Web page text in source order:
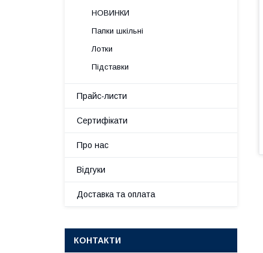
НОВИНКИ
Папки шкільні
Лотки
Підставки
Прайс-листи
Сертифікати
Про нас
Відгуки
Доставка та оплата
КОНТАКТИ